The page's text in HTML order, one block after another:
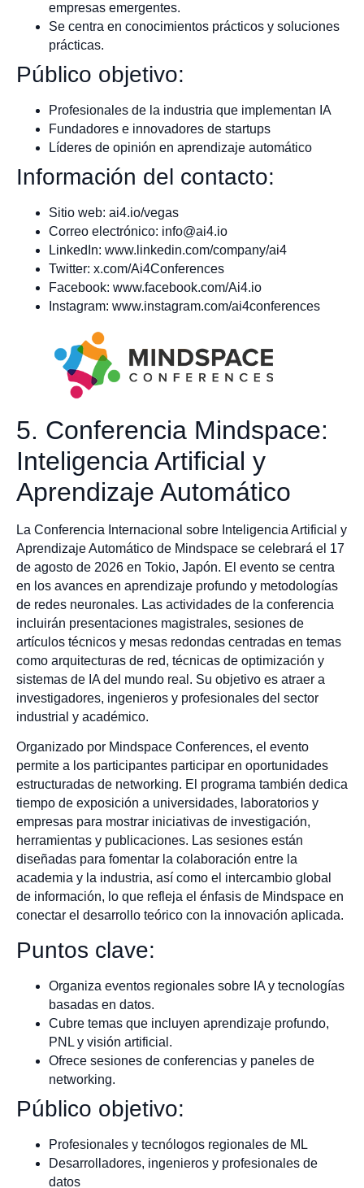
empresas emergentes.
Se centra en conocimientos prácticos y soluciones
prácticas.
Público objetivo:
Profesionales de la industria que implementan IA
Fundadores e innovadores de startups
Líderes de opinión en aprendizaje automático
Información del contacto:
Sitio web: ai4.io/vegas
Correo electrónico: info@ai4.io
LinkedIn: www.linkedin.com/company/ai4
Twitter: x.com/Ai4Conferences
Facebook: www.facebook.com/Ai4.io
Instagram: www.instagram.com/ai4conferences
5. Conferencia Mindspace:
Inteligencia Artificial y
Aprendizaje Automático
La Conferencia Internacional sobre Inteligencia Artificial y
Aprendizaje Automático de Mindspace se celebrará el 17
de agosto de 2026 en Tokio, Japón. El evento se centra
en los avances en aprendizaje profundo y metodologías
de redes neuronales. Las actividades de la conferencia
incluirán presentaciones magistrales, sesiones de
artículos técnicos y mesas redondas centradas en temas
como arquitecturas de red, técnicas de optimización y
sistemas de IA del mundo real. Su objetivo es atraer a
investigadores, ingenieros y profesionales del sector
industrial y académico.
Organizado por Mindspace Conferences, el evento
permite a los participantes participar en oportunidades
estructuradas de networking. El programa también dedica
tiempo de exposición a universidades, laboratorios y
empresas para mostrar iniciativas de investigación,
herramientas y publicaciones. Las sesiones están
diseñadas para fomentar la colaboración entre la
academia y la industria, así como el intercambio global
de información, lo que refleja el énfasis de Mindspace en
conectar el desarrollo teórico con la innovación aplicada.
Puntos clave:
Organiza eventos regionales sobre IA y tecnologías
basadas en datos.
Cubre temas que incluyen aprendizaje profundo,
PNL y visión artificial.
Ofrece sesiones de conferencias y paneles de
networking.
Público objetivo:
Profesionales y tecnólogos regionales de ML
Desarrolladores, ingenieros y profesionales de
datos